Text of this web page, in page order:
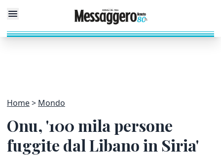
Home Mondo
Onu, '100 mila persone
fuggite dal Libano in Siria'